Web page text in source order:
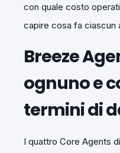
con quale costo
capire cosa fa ciascun
Breeze
ognuno e
termini di
I quattro Core Agents